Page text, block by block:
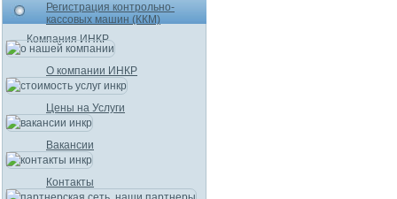
Регистрация контрольно-
кассовых машин (ККМ)
Компания ИНКР
О компании ИНКР
Цены на Услуги
Вакансии
Контакты